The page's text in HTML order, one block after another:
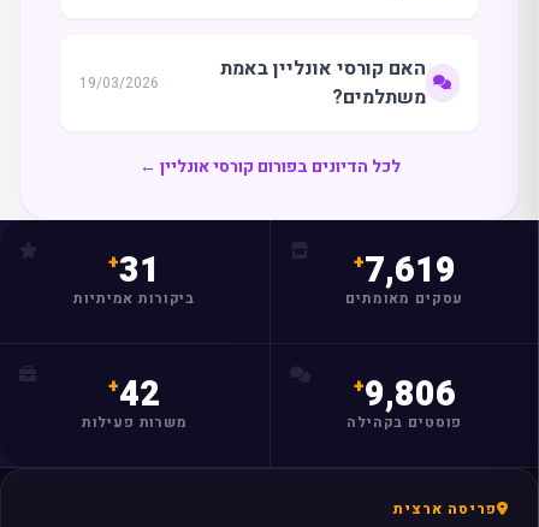
האם קורסי אונליין באמת
משתלמים?
19/03/2026
לכל הדיונים בפורום קורסי אונליין ←
7,619
עסקים מאומתים
31
ביקורות אמיתיות
9,806
פוסטים בקהילה
42
משרות פעילות
פריסה ארצית